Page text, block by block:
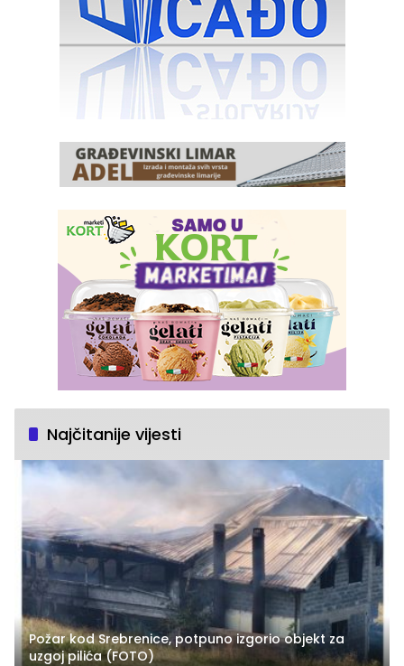
Najčitanije vijesti
Požar kod Srebrenice, potpuno izgorio objekt za
uzgoj pilića (FOTO)